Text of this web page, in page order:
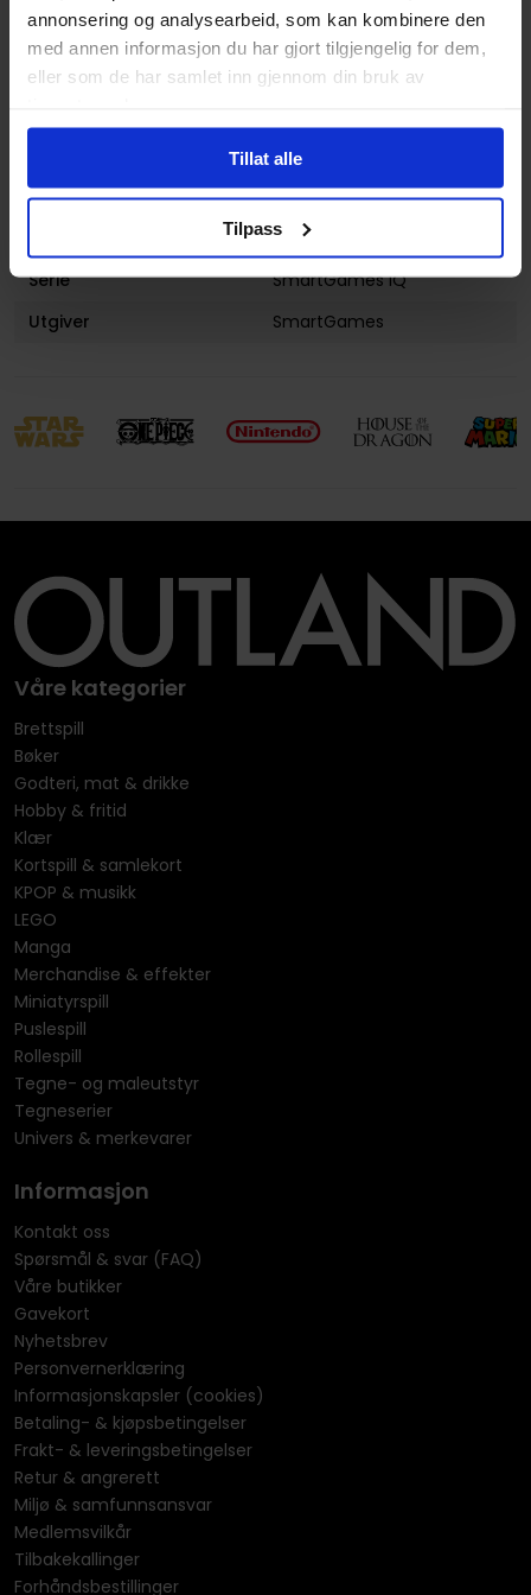
annonsering og analysearbeid, som kan kombinere den
med annen informasjon du har gjort tilgjengelig for dem,
eller som de har samlet inn gjennom din bruk av
Tillat alle
Tilpass
5414301525691
Opprinnelsesland :
Kina
Hjernetrim
Serie
SmartGames IQ
Utgiver
SmartGames
Våre kategorier
Brettspill
Bøker
Godteri, mat & drikke
Hobby & fritid
Klær
Kortspill & samlekort
KPOP & musikk
LEGO
Manga
Merchandise & effekter
Miniatyrspill
Puslespill
Rollespill
Tegne- og maleutstyr
Tegneserier
Univers & merkevarer
Informasjon
Kontakt oss
Spørsmål & svar (FAQ)
Våre butikker
Gavekort
Nyhetsbrev
Personvernerklæring
Informasjonskapsler (cookies)
Betaling- & kjøpsbetingelser
Frakt- & leveringsbetingelser
Retur & angrerett
Miljø & samfunnsansvar
Medlemsvilkår
Tilbakekallinger
Forhåndsbestillinger